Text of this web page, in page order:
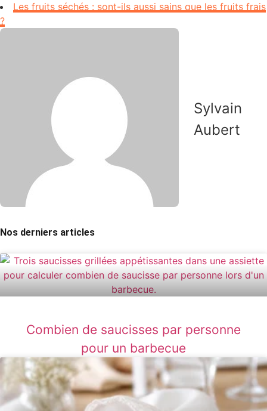
Les fruits séchés : sont-ils aussi sains que les fruits frais
?
Sylvain
Aubert
Nos derniers articles
Combien de saucisses par personne
pour un barbecue